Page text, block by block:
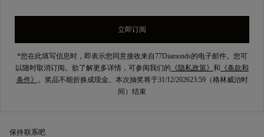
立即订阅
*您在此填写信息时，即表示您同意接收来自77Diamonds的电子邮件。您可
以随时取消订阅。欲了解更多详情，可参阅我们的 《隐私政策》 和 《条款和
条件》 。奖品不能折换成现金。本次抽奖将于31/12/202623:59（格林威治时
间）结束
保持联系吧